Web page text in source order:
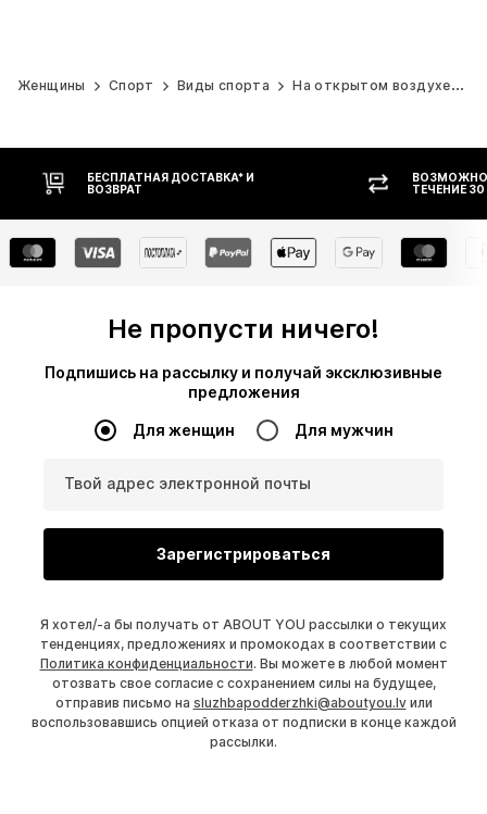
Женщины Спорт Виды спорта На открытом воздухе
БЕСПЛАТНАЯ ДОСТАВКА* И
ВОЗВРАТ
ТЕЧЕНИЕ
Не пропусти ничего!
Подпишись на рассылку и получай эксклюзивные
предложения
Для женщин Для мужчин
Твой адрес электронной почты
Зарегистрироваться
Я хотел/-а бы получать от ABOUT YOU рассылки о текущих
тенденциях, предложениях и промокодах в соответствии с
Политика конфиденциальности. Вы можете в любой момент
отозвать свое согласие с сохранением силы на будущее,
отправив письмо на sluzhbapodderzhki@aboutyou.lvили
воспользовавшись опцией отказа от подписки в конце каждой
рассылки.